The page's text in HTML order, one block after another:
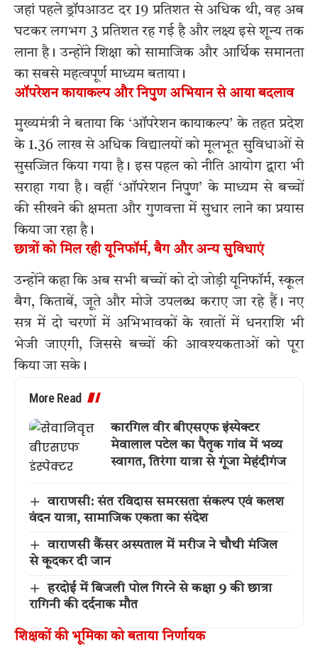
जहां पहले ड्रॉपआउट दर 19 प्रतिशत से अधिक थी, वह अब
घटकर लगभग 3 प्रतिशत रह गई है और लक्ष्य इसे शून्य तक
लाना है। उन्होंने शिक्षा को सामाजिक और आर्थिक समानता
का सबसे महत्वपूर्ण माध्यम बताया।
ऑपरेशन कायाकल्प और निपुण अभियान से आया बदलाव
मुख्यमंत्री ने बताया कि ‘ऑपरेशन कायाकल्प’ के तहत प्रदेश
के 1.36 लाख से अधिक विद्यालयों को मूलभूत सुविधाओं से
सुसज्जित किया गया है। इस पहल को नीति आयोग द्वारा भी
सराहा गया है। वहीं ‘ऑपरेशन निपुण’ के माध्यम से बच्चों
की सीखने की क्षमता और गुणवत्ता में सुधार लाने का प्रयास
किया जा रहा है।
छात्रों को मिल रही यूनिफॉर्म, बैग और अन्य सुविधाएं
उन्होंने कहा कि अब सभी बच्चों को दो जोड़ी यूनिफॉर्म, स्कूल
बैग, किताबें, जूते और मोजे उपलब्ध कराए जा रहे हैं। नए
सत्र में दो चरणों में अभिभावकों के खातों में धनराशि भी
भेजी जाएगी, जिससे बच्चों की आवश्यकताओं को पूरा
किया जा सके।
More Read
कारगिल वीर बीएसएफ इंस्पेक्टर
मेवालाल पटेल का पैतृक गांव में भव्य
स्वागत, तिरंगा यात्रा से गूंजा मेहंदीगंज
वाराणसी: संत रविदास समरसता संकल्प एवं कलश
वंदन यात्रा, सामाजिक एकता का संदेश
वाराणसी कैंसर अस्पताल में मरीज ने चौथी मंजिल
से कूदकर दी जान
हरदोई में बिजली पोल गिरने से कक्षा 9 की छात्रा
रागिनी की दर्दनाक मौत
शिक्षकों की भूमिका को बताया निर्णायक